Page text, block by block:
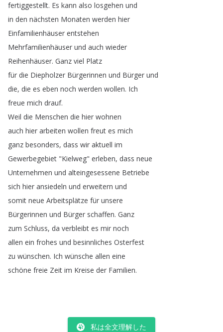
fertiggestellt. Es kann also losgehen und
in den nächsten Monaten werden hier
Einfamilienhäuser entstehen
Mehrfamilienhäuser und auch wieder
Reihenhäuser. Ganz viel Platz
für die Diepholzer Bürgerinnen und Bürger und
die, die es eben noch werden wollen. Ich
freue mich drauf.
Weil die Menschen die hier wohnen
auch hier arbeiten wollen freut es mich
ganz besonders, dass wir aktuell im
Gewerbegebiet "Kielweg" erleben, dass neue
Unternehmen und alteingesessene Betriebe
sich hier ansiedeln und erweitern und
somit neue Arbeitsplätze für unsere
Bürgerinnen und Bürger schaffen. Ganz
zum Schluss, da verbleibt es mir noch
allen ein frohes und besinnliches Osterfest
zu wünschen. Ich wünsche allen eine
schöne freie Zeit im Kreise der Familien.
私は全文理解した